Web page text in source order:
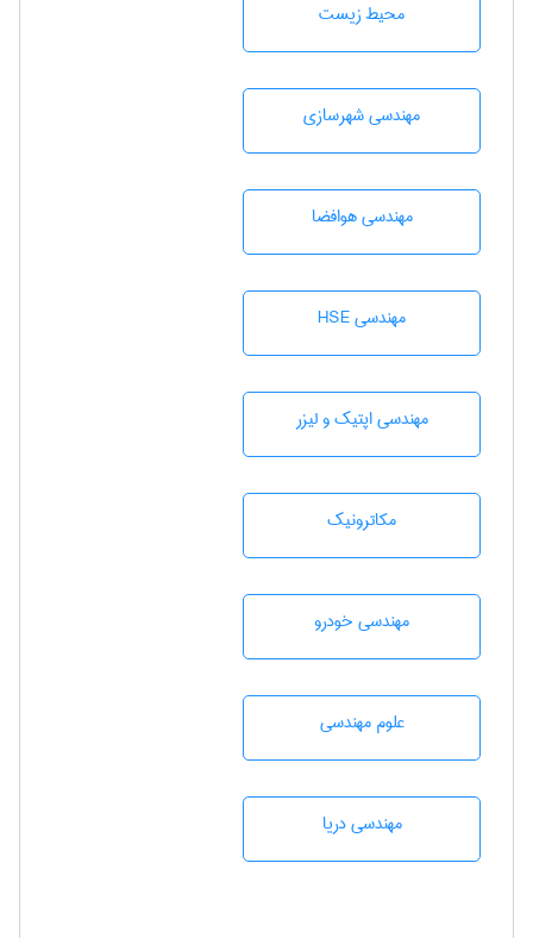
محيط زيست
مهندسی شهرسازی
مهندسی هوافضا
مهندسی HSE
مهندسی اپتیک و لیزر
مکاترونیک
مهندسی خودرو
علوم مهندسی
مهندسی دریا